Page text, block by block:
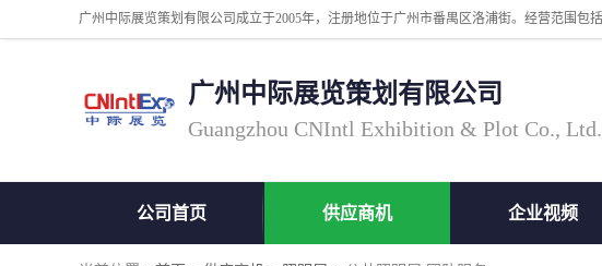
广州中际展览策划有限公司
Guangzhou CNIntl Exhibition & Plot Co., Ltd.
公司首页 供应商机 企业视频